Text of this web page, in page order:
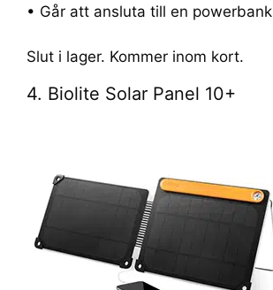
• Går att ansluta till en powerbank
Slut i lager. Kommer inom kort.
4. Biolite Solar Panel 10+